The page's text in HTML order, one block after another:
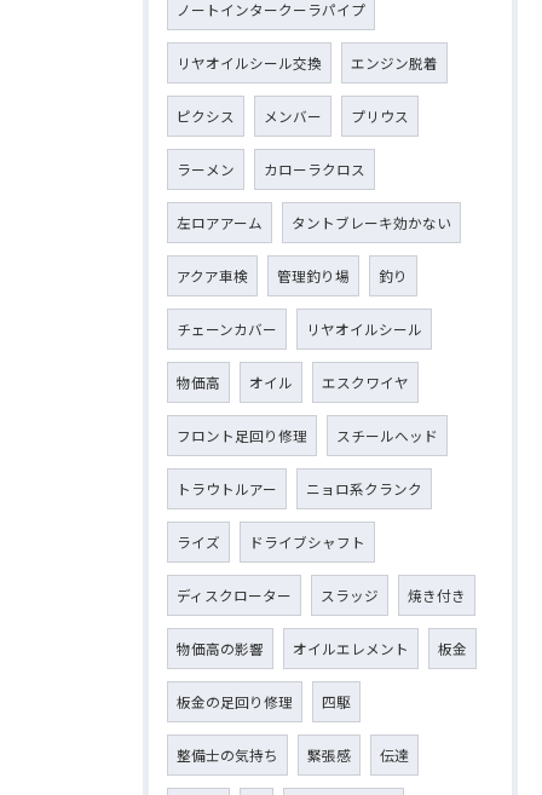
ノートインタークーラパイプ
リヤオイルシール交換 エンジン脱着
ピクシス メンバー プリウス
ラーメン カローラクロス
左ロアアーム タントブレーキ効かない
アクア車検 管理釣り場 釣り
チェーンカバー リヤオイルシール
物価高 オイル エスクワイヤ
フロント足回り修理 スチールヘッド
トラウトルアー ニョロ系クランク
ライズ ドライブシャフト
ディスクローター スラッジ 焼き付き
物価高の影響 オイルエレメント 板金
板金の足回り修理 四駆
整備士の気持ち 緊張感 伝達